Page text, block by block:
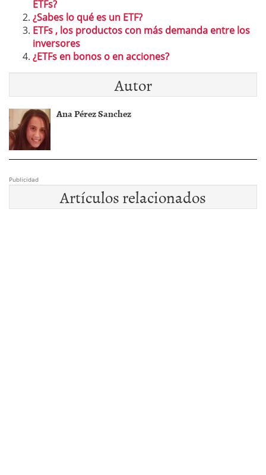
ETFs?
¿Sabes lo qué es un ETF?
ETFs , los productos con más demanda entre los
inversores
¿ETFs en bonos o en acciones?
Autor
Ana Pérez Sanchez
Publicidad
Artículos relacionados